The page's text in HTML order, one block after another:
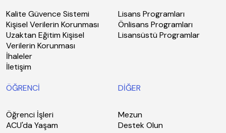
Kalite Güvence Sistemi
Kişisel Verilerin Korunması
Uzaktan Eğitim Kişisel
Verilerin Korunması
İhaleler
İletişim
Lisans Programları
Önlisans Programları
Lisansüstü Programlar
ÖĞRENCİ
Öğrenci İşleri
ACU'da Yaşam
DİĞER
Mezun
Destek Olun